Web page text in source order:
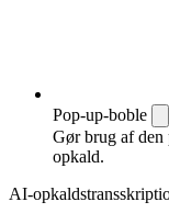
Pop-up-boble
Gør brug af den
opkald.
AI-